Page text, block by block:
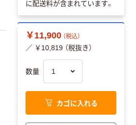
に配送料が含まれています。
￥11,900 （税込）
／ ￥10,819 （税抜き）
数量
カゴに入れる